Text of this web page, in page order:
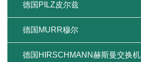
德国PILZ皮尔兹
德国MURR穆尔
德国HIRSCHMANN赫斯曼交换机